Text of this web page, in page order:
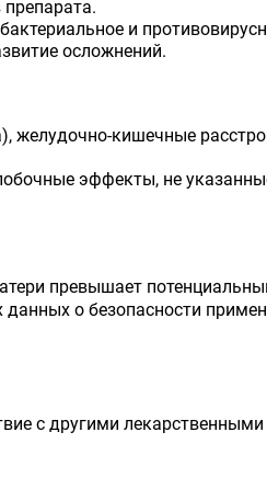
и
осложнений.
желудочно-кишечные
эффекты, не
превышает
о безопасности
с другими